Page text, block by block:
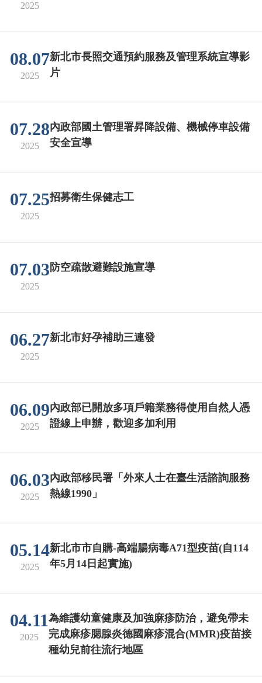
2025
08.07
2025
新北市長照交通預約服務及管理系統宣導影
片
07.28
2025
內政部國土管理署昇降設備、機械停車設備
安全宣導
07.25
2025
招募衛生保健志工
07.03
2025
防空疏散避難設施宣導
06.27
2025
新北市好孕補助三連發
06.09
2025
內政部已開放多項戶籍業務得使用自然人憑
證線上申辦，歡迎多加利用
06.03
2025
內政部移民署「外來人士在臺生活諮詢服務
熱線1990」
05.14
2025
新北市市自購-高端腸病毒A71型疫苗(自114
年5月14日起實施)
04.11
2025
為維護幼童健康及加強麻疹防治，避免帶未
完成麻疹腮腺炎德國麻疹混合(MMR)疫苗接
種幼兒前往流行地區